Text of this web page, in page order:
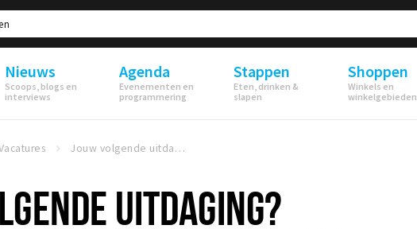
Nieuws
Scoops, blogs en
interviews
Agenda
Evenementen en
programmering
Stappen
Eten, drinken &
slapen
Shoppen
Winkels en
winkelgebieden
Jouw volgende uitdaging? Accountmanager bij Stappen & Shoppen | Breda City App
UITDAGING?